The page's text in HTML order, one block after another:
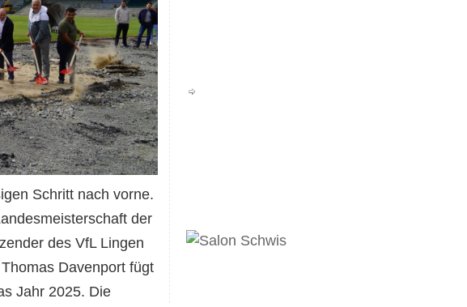
Schritt nach vorne.
der
des VfL Lingen
Davenport fügt
Jahr 2025. Die